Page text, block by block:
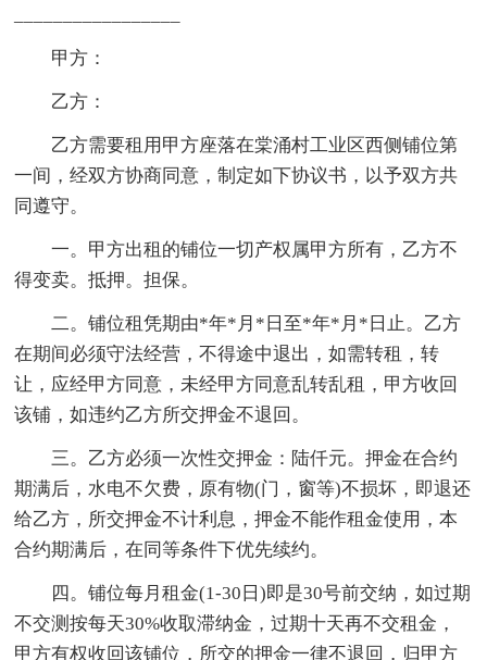
甲方：
乙方：
乙方需要租用甲方座落在棠涌村工业区西侧铺位第
一间，经双方协商同意，制定如下协议书，以予双方共
同遵守。
一。甲方出租的铺位一切产权属甲方所有，乙方不
得变卖。抵押。担保。
二。铺位租凭期由*年*月*日至*年*月*日止。乙方
在期间必须守法经营，不得途中退出，如需转租，转
让，应经甲方同意，未经甲方同意乱转乱租，甲方收回
该铺，如违约乙方所交押金不退回。
三。乙方必须一次性交押金：陆仟元。押金在合约
期满后，水电不欠费，原有物(门，窗等)不损坏，即退还
给乙方，所交押金不计利息，押金不能作租金使用，本
合约期满后，在同等条件下优先续约。
四。铺位每月租金(1-30日)即是30号前交纳，如过期
不交测按每天30%收取滞纳金，过期十天再不交租金，
甲方有权收回该铺位，所交的押金一律不退回，归甲方